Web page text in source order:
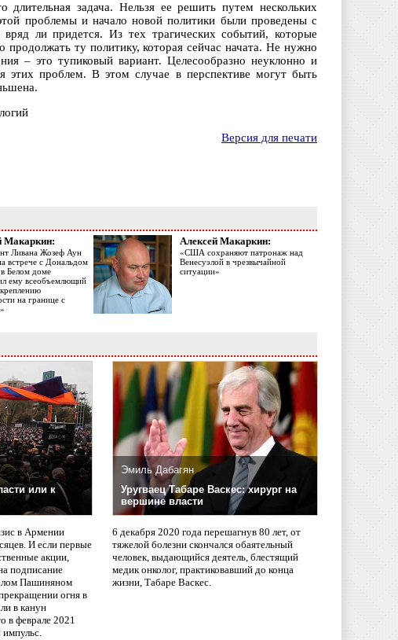
задача. Нельзя ее решить путем нескольких
проблемы и начало новой политики были проведены с
ли придется. Из тех трагических событий, которые
ту политику, которая сейчас начата. Не нужно
– это тупиковый вариант. Целесообразно неуклонно и
этих проблем. В этом случае в перспективе могут быть
Версия для печати
Макаркин:
Ливана Жозеф Аун
встрече с Дональдом
Белом доме
ему всеобъемлющий
на границе с
Алексей Макаркин:
«США сохраняют патронаж над
Венесуэлой в чрезвычайной
ситуации»
или к
в Армении
И если первые
акции,
подписание
Пашиняном
огня в
в канун
в феврале 2021
Эмиль Дабагян
Уругваец Табаре Васкес: хирург на
вершине власти
6 декабря 2020 года перешагнув 80 лет, от
тяжелой болезни скончался обаятельный
человек, выдающийся деятель, блестящий
медик онколог, практиковавший до конца
жизни, Табаре Васкес.